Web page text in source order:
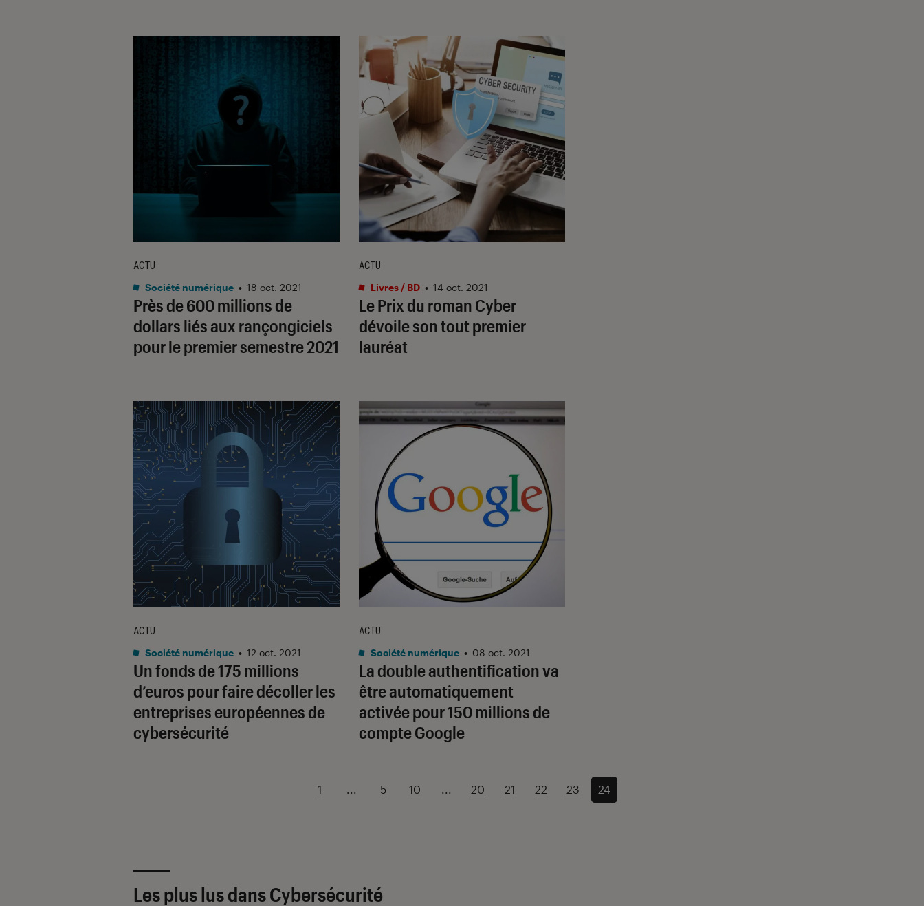
Près de 600 millions de
dollars liés aux rançongiciels
pour le premier semestre 2021
ACTU
Société numérique • 18 oct. 2021
Le Prix du roman Cyber
dévoile son tout premier
lauréat
ACTU
Livres / BD • 14 oct. 2021
Un fonds de 175 millions
d’euros pour faire décoller les
entreprises européennes de
cybersécurité
ACTU
Société numérique • 12 oct. 2021
La double authentification va
être automatiquement
activée pour 150 millions de
compte Google
ACTU
Société numérique • 08 oct. 2021
1 ... 5 10 ... 20 21 22 23 24
Les plus lus dans Cybersécurité